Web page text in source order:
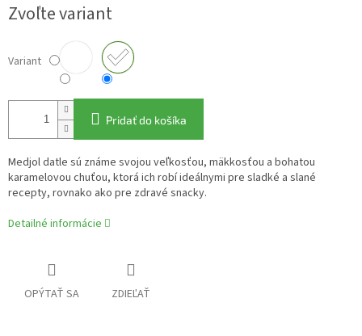
Zvoľte variant
Variant
Pridať do košíka
Medjol datle sú známe svojou veľkosťou, mäkkosťou a bohatou
karamelovou chuťou, ktorá ich robí ideálnymi pre sladké a slané
recepty, rovnako ako pre zdravé snacky.
Detailné informácie
OPÝTAŤ SA ZDIEĽAŤ